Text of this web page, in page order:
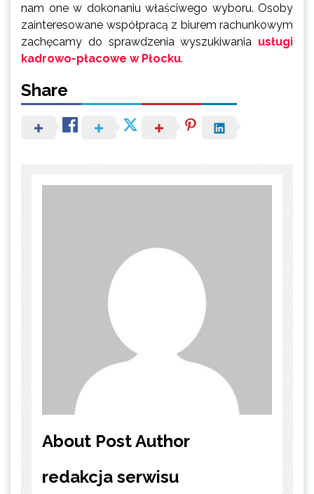
nam one w dokonaniu właściwego wyboru. Osoby
zainteresowane współpracą z biurem rachunkowym
zachęcamy do sprawdzenia wyszukiwania usługi
kadrowo-płacowe w Płocku.
Share
About Post Author
redakcja serwisu